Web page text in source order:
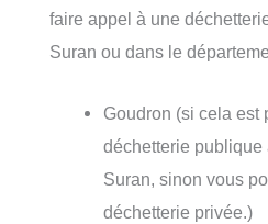
faire appel à une
Suran ou dans le
Goudron (si cela est
déchetterie publique
Suran, sinon vous
déchetterie privée.)